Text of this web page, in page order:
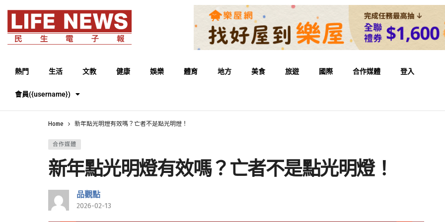
熱門 生活 文教 健康 娛樂 體育 地方 美食 旅遊 國際 合作媒體 登入
會員({username})
Home 新年點光明燈有效嗎？亡者不是點光明燈！
合作媒體
新年點光明燈有效嗎？亡者不是點光明燈！
品觀點
2026-02-13